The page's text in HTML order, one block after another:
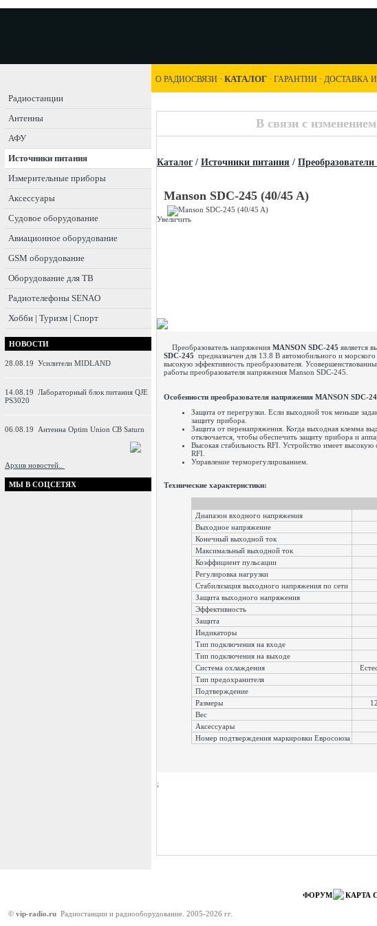
Радиостанции
Антенны
АФУ
Источники питания
Измерительные приборы
Аксессуары
Судовое оборудование
Авиационное оборудование
GSM оборудование
Оборудование для ТВ
Радиотелефоны SENAO
Хобби | Туризм | Спорт
НОВОСТИ
28.08.19 Усилители MIDLAND
14.08.19 Лабораторный блок питания QJE
PS3020
06.08.19 Антенна Optim Union CB Saturn
Архив новостей..
МЫ В СОЦСЕТЯХ
О РАДИОСВЯЗИ · КАТАЛОГ · ГАРАНТИИ · ДОСТАВКА
В связи с
Каталог / Источники питания /
Manson SDC-245 (40/45 A)
Увеличить
Преобразователь напряжения MANSON SDC-245 является
SDC-245 предназначен для 13.8 В автомобильного и
высокую эффективноcть преобразователя.
работы преобразователя напряжения Manson SDC-245.
Особенности преобразователя напряжения MANSON SDC-
Защита от перегрузки. Если выходной ток меньше
защиту прибора.
Защита от перенапряжения. Когда выходная клемма
отключается, чтобы обеспечить защиту прибора и
Высокая стабильность RFI. Устройство имеет
RFI.
Управление терморегулированием.
Технические характеристики:
Диапазон входного напряжения
Выходное напряжение
Конечный выходной ток
Максимальный выходной ток
Коэффициент пульсации
Регулировка нагрузки
Стабилизация выходного напряжения по сети
Защита выходного напряжения
Эффективность
Защита
Индикаторы
Тип подключения на входе
Тип подключения на выходе
Система охлаждения
Тип предохранителя
Подтверждение
Размеры
Вес
Аксессуары
Номер подтверждения маркировки Евросоюза
;
ФОРУМ КАРТА
© vip-radio.ru Радиостанции и радиооборудование. 2005-2026 гг.